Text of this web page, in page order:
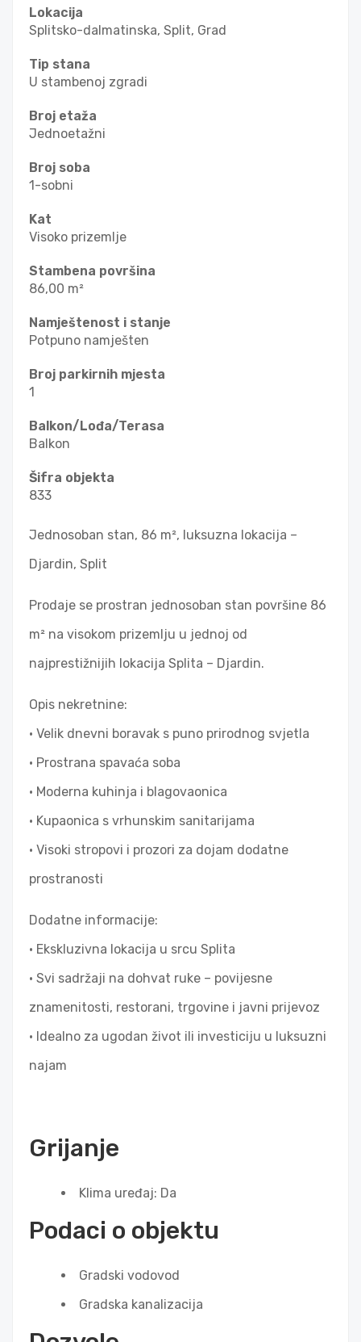
Lokacija
Splitsko-dalmatinska, Split, Grad
Tip stana
U stambenoj zgradi
Broj etaža
Jednoetažni
Broj soba
1-sobni
Kat
Visoko prizemlje
Stambena površina
86,00 m²
Namještenost i stanje
Potpuno namješten
Broj parkirnih mjesta
1
Balkon/Lođa/Terasa
Balkon
Šifra objekta
833
Jednosoban stan, 86 m², luksuzna lokacija –
Djardin, Split
Prodaje se prostran jednosoban stan površine 86
m² na visokom prizemlju u jednoj od
najprestižnijih lokacija Splita – Djardin.
Opis nekretnine:
• Velik dnevni boravak s puno prirodnog svjetla
• Prostrana spavaća soba
• Moderna kuhinja i blagovaonica
• Kupaonica s vrhunskim sanitarijama
• Visoki stropovi i prozori za dojam dodatne
prostranosti
Dodatne informacije:
• Ekskluzivna lokacija u srcu Splita
• Svi sadržaji na dohvat ruke – povijesne
znamenitosti, restorani, trgovine i javni prijevoz
• Idealno za ugodan život ili investiciju u luksuzni
najam
Grijanje
Klima uređaj: Da
Podaci o objektu
Gradski vodovod
Gradska kanalizacija